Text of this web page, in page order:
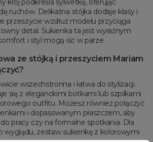
krój podkreśla sylwetkę, oferując
ruchów. Delikatna stójka dodaje klasy i
przeszycie wzdłuż modelu przyciąga
detal. Sukienka ta jest wyraźnym
i styl mogą iść w parze.
ze stójką i przeszyciem Mariam
wszechstronna i łatwa do stylizacji.
się z eleganckimi botkami lub szpilkami
outfitu. Możesz również połączyć
i dopasowanym płaszczem, aby
pracy czy na formalne spotkania. Dla
wyglądu, zestaw sukienkę z kolorowymi